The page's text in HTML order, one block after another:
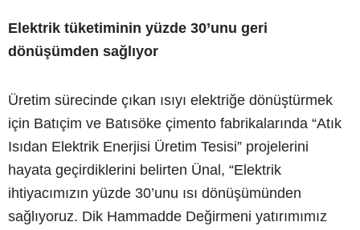
Elektrik tüketiminin yüzde 30’unu geri
dönüşümden sağlıyor
Üretim sürecinde çıkan ısıyı elektriğe dönüştürmek
için Batıçim ve Batısöke çimento fabrikalarında “Atık
Isıdan Elektrik Enerjisi Üretim Tesisi” projelerini
hayata geçirdiklerini belirten Ünal, “Elektrik
ihtiyacımızın yüzde 30’unu ısı dönüşümünden
sağlıyoruz. Dik Hammadde Değirmeni yatırımımız